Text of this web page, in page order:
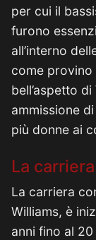
per cui il
furono
all’interno
come provino
bell’aspetto
ammissione di
più donne ai
La
La carriera
Williams, è
anni fino al